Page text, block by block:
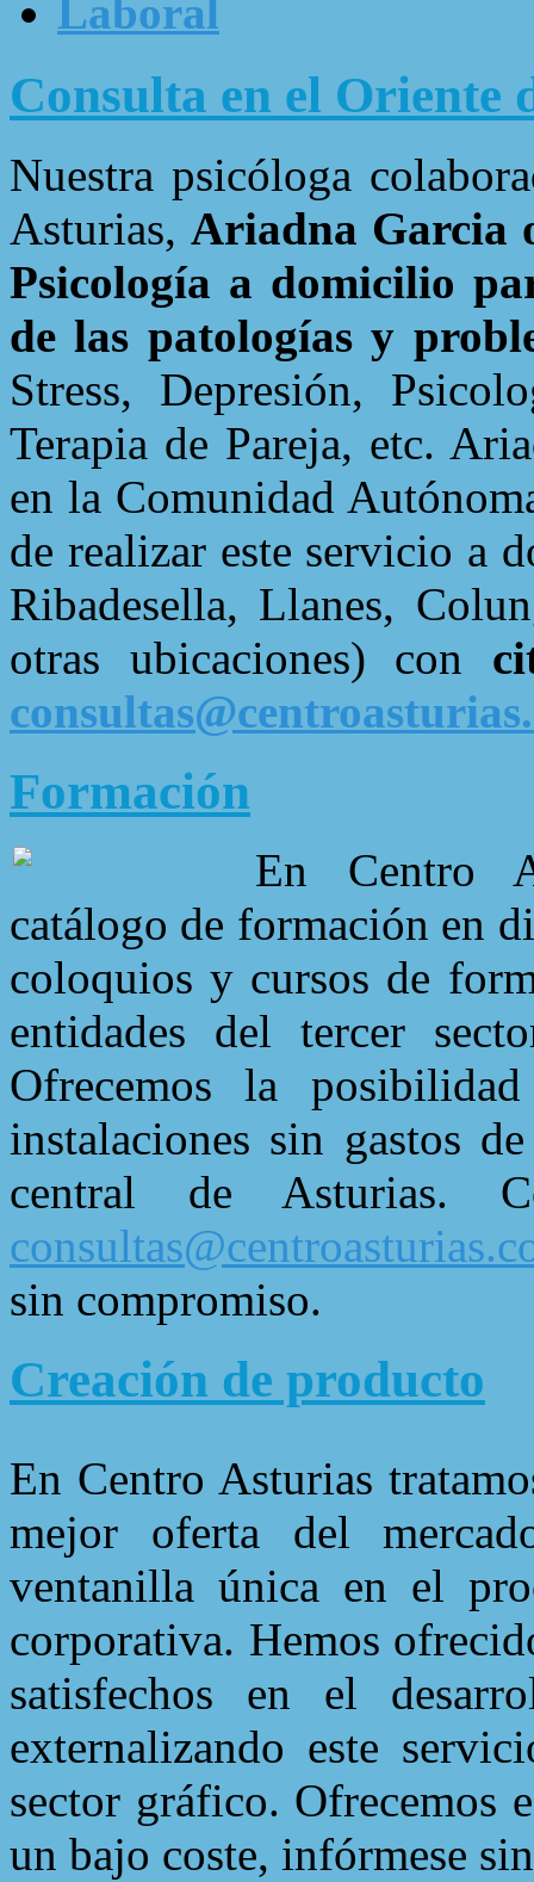
Laboral
Consulta en el Oriente
Nuestra psicóloga
Asturias, Ariadna Garcia
Psicología a domicilio
de las patologías y
Stress, Depresión,
Terapia de Pareja, etc.
en la Comunidad
de realizar este servicio a
Ribadesella, Llanes,
otras ubicaciones) con
Formación
En Centro
catálogo de formación en
coloquios y cursos de
entidades del tercer
Ofrecemos la
instalaciones sin gastos
central de Asturias.
sin compromiso.
Creación de producto
En Centro Asturias
mejor oferta del
ventanilla única en el
corporativa. Hemos
satisfechos en el
externalizando este
sector gráfico. Ofrecemos
un bajo coste, infórmese